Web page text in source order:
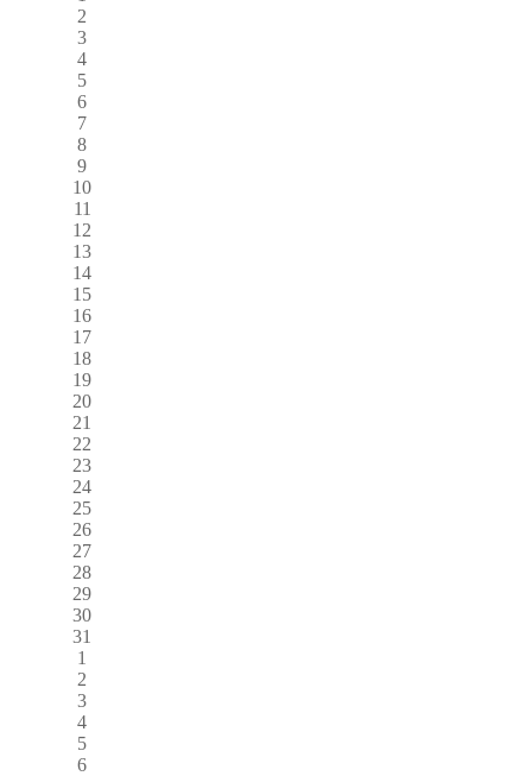
2
3
4
5
6
7
8
9
10
11
12
13
14
15
16
17
18
19
20
21
22
23
24
25
26
27
28
29
30
31
1
2
3
4
5
6